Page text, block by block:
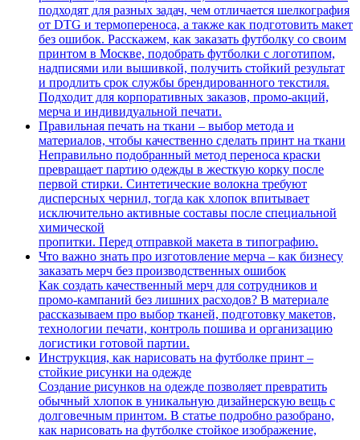
подходят для разных задач, чем отличается шелкография
от DTG и термопереноса, а также как подготовить макет
без ошибок. Расскажем, как заказать футболку со своим
принтом в Москве, подобрать футболки с логотипом,
надписями или вышивкой, получить стойкий результат
и продлить срок службы брендированного текстиля.
Подходит для корпоративных заказов, промо-акций,
мерча и индивидуальной печати.
Правильная печать на ткани – выбор метода и
материалов, чтобы качественно сделать принт на ткани
Неправильно подобранный метод переноса краски
превращает партию одежды в жесткую корку после
первой стирки. Синтетические волокна требуют
дисперсных чернил, тогда как хлопок впитывает
исключительно активные составы после специальной
химической
пропитки. Перед отправкой макета в типографию.
Что важно знать про изготовление мерча – как бизнесу
заказать мерч без производственных ошибок
Как создать качественный мерч для сотрудников и
промо-кампаний без лишних расходов? В материале
рассказываем про выбор тканей, подготовку макетов,
технологии печати, контроль пошива и организацию
логистики готовой партии.
Инструкция, как нарисовать на футболке принт –
стойкие рисунки на одежде
Создание рисунков на одежде позволяет превратить
обычный хлопок в уникальную дизайнерскую вещь с
долговечным принтом. В статье подробно разобрано,
как нарисовать на футболке стойкое изображение,